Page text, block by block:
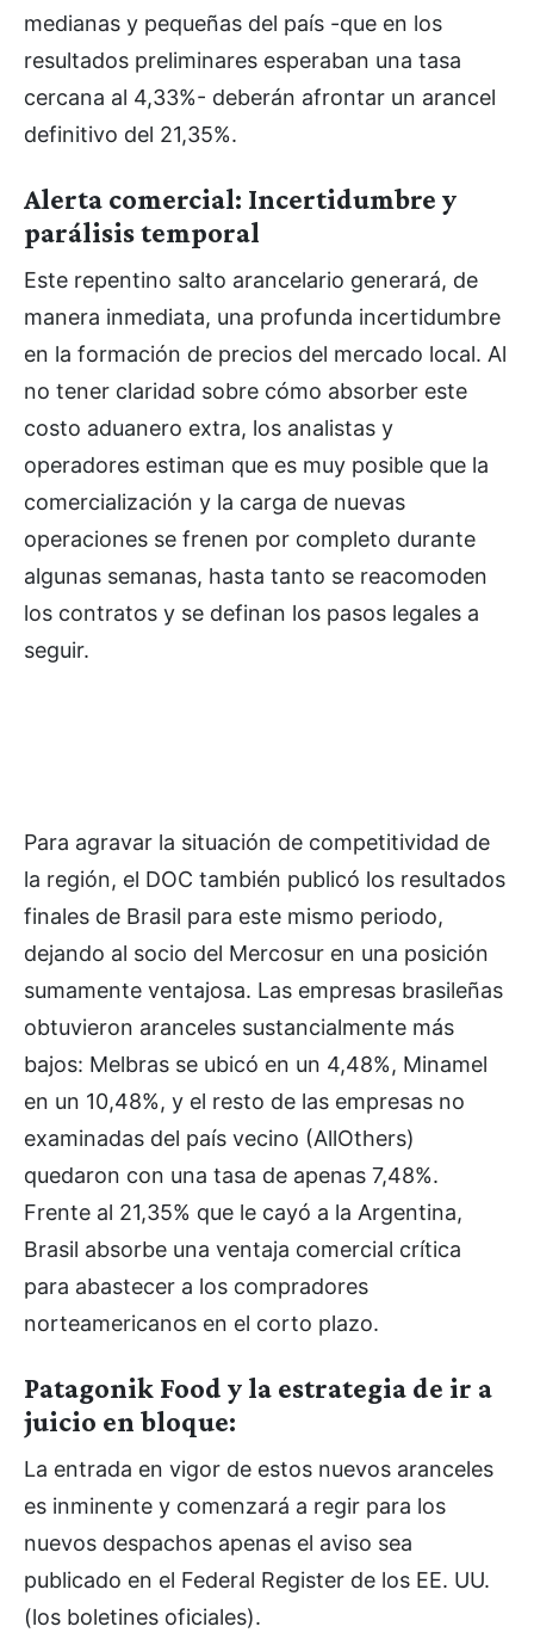
medianas y pequeñas del país -que en los
resultados preliminares esperaban una tasa
cercana al 4,33%- deberán afrontar un arancel
definitivo del 21,35%.
Alerta comercial: Incertidumbre y
parálisis temporal
Este repentino salto arancelario generará, de
manera inmediata, una profunda incertidumbre
en la formación de precios del mercado local. Al
no tener claridad sobre cómo absorber este
costo aduanero extra, los analistas y
operadores estiman que es muy posible que la
comercialización y la carga de nuevas
operaciones se frenen por completo durante
algunas semanas, hasta tanto se reacomoden
los contratos y se definan los pasos legales a
seguir.
Para agravar la situación de competitividad de
la región, el DOC también publicó los resultados
finales de Brasil para este mismo periodo,
dejando al socio del Mercosur en una posición
sumamente ventajosa. Las empresas brasileñas
obtuvieron aranceles sustancialmente más
bajos: Melbras se ubicó en un 4,48%, Minamel
en un 10,48%, y el resto de las empresas no
examinadas del país vecino (AllOthers)
quedaron con una tasa de apenas 7,48%.
Frente al 21,35% que le cayó a la Argentina,
Brasil absorbe una ventaja comercial crítica
para abastecer a los compradores
norteamericanos en el corto plazo.
Patagonik Food y la estrategia de ir a
juicio en bloque:
La entrada en vigor de estos nuevos aranceles
es inminente y comenzará a regir para los
nuevos despachos apenas el aviso sea
publicado en el Federal Register de los EE. UU.
(los boletines oficiales).